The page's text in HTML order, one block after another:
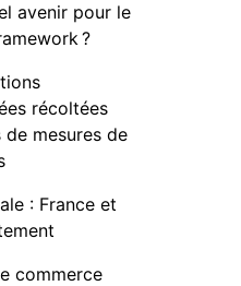
avenir pour le
?
récoltées
de mesures de
: France et
commerce